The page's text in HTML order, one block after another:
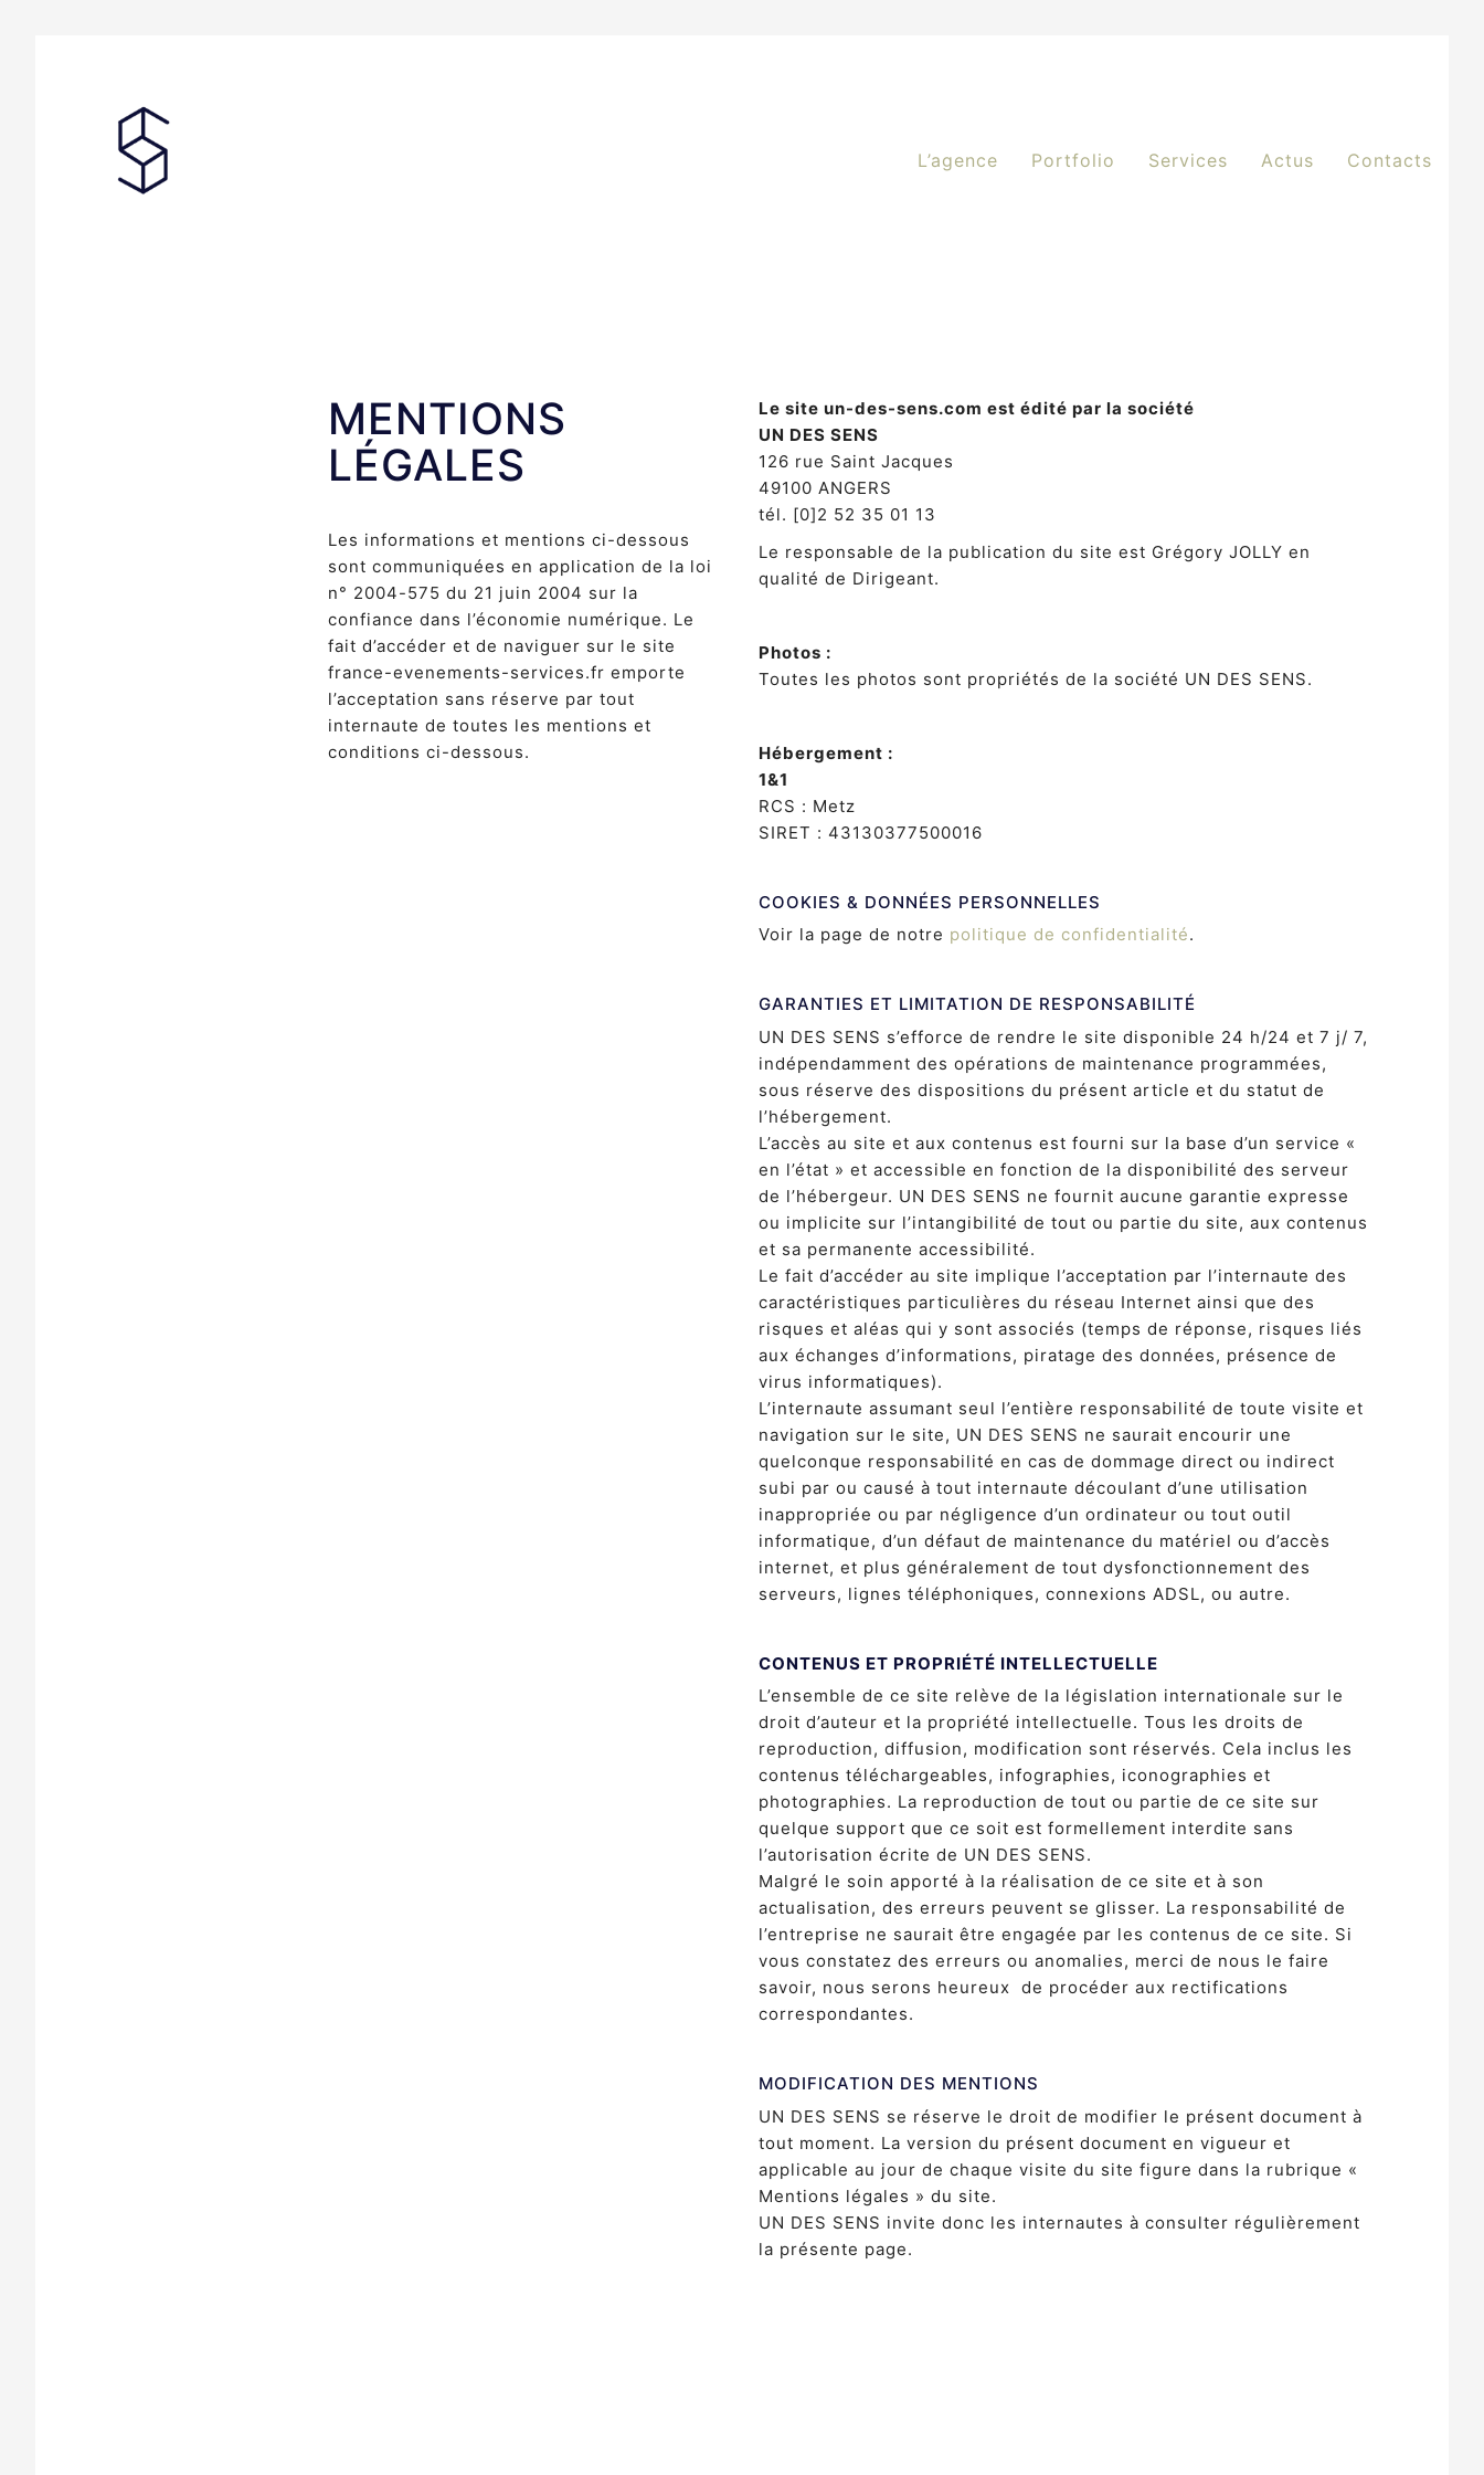
L’agence Portfolio Services Actus Contacts
MENTIONS
LÉGALES
Les informations et mentions ci-dessous
sont communiquées en application de la loi
n° 2004-575 du 21 juin 2004 sur la
confiance dans l’économie numérique. Le
fait d’accéder et de naviguer sur le site
france-evenements-services.fr emporte
l’acceptation sans réserve par tout
internaute de toutes les mentions et
conditions ci-dessous.
Le site un-des-sens.com est édité par la société
UN DES SENS
126 rue Saint Jacques
49100 ANGERS
tél. [0]2 52 35 01 13
Le responsable de la publication du site est Grégory JOLLY en
qualité de Dirigeant.
Photos :
Toutes les photos sont propriétés de la société UN DES SENS.
Hébergement :
1&1
RCS : Metz
SIRET : 43130377500016
COOKIES & DONNÉES PERSONNELLES
Voir la page de notre politique de confidentialité.
GARANTIES ET LIMITATION DE RESPONSABILITÉ
UN DES SENS s’efforce de rendre le site disponible 24 h/24 et 7 j/ 7,
indépendamment des opérations de maintenance programmées,
sous réserve des dispositions du présent article et du statut de
l’hébergement.
L’accès au site et aux contenus est fourni sur la base d’un service «
en l’état » et accessible en fonction de la disponibilité des serveur
de l’hébergeur. UN DES SENS ne fournit aucune garantie expresse
ou implicite sur l’intangibilité de tout ou partie du site, aux contenus
et sa permanente accessibilité.
Le fait d’accéder au site implique l’acceptation par l’internaute des
caractéristiques particulières du réseau Internet ainsi que des
risques et aléas qui y sont associés (temps de réponse, risques liés
aux échanges d’informations, piratage des données, présence de
virus informatiques).
L’internaute assumant seul l’entière responsabilité de toute visite et
navigation sur le site, UN DES SENS ne saurait encourir une
quelconque responsabilité en cas de dommage direct ou indirect
subi par ou causé à tout internaute découlant d’une utilisation
inappropriée ou par négligence d’un ordinateur ou tout outil
informatique, d’un défaut de maintenance du matériel ou d’accès
internet, et plus généralement de tout dysfonctionnement des
serveurs, lignes téléphoniques, connexions ADSL, ou autre.
CONTENUS ET PROPRIÉTÉ INTELLECTUELLE
L’ensemble de ce site relève de la législation internationale sur le
droit d’auteur et la propriété intellectuelle. Tous les droits de
reproduction, diffusion, modification sont réservés. Cela inclus les
contenus téléchargeables, infographies, iconographies et
photographies. La reproduction de tout ou partie de ce site sur
quelque support que ce soit est formellement interdite sans
l’autorisation écrite de UN DES SENS.
Malgré le soin apporté à la réalisation de ce site et à son
actualisation, des erreurs peuvent se glisser. La responsabilité de
l’entreprise ne saurait être engagée par les contenus de ce site. Si
vous constatez des erreurs ou anomalies, merci de nous le faire
savoir, nous serons heureux de procéder aux rectifications
correspondantes.
MODIFICATION DES MENTIONS
UN DES SENS se réserve le droit de modifier le présent document à
tout moment. La version du présent document en vigueur et
applicable au jour de chaque visite du site figure dans la rubrique «
Mentions légales » du site.
UN DES SENS invite donc les internautes à consulter régulièrement
la présente page.